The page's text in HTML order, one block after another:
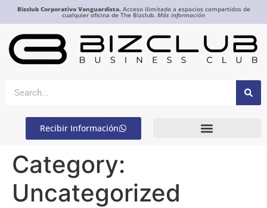
Bizclub Corporativo Vanguardista.Acceso ilimitado a espacios compartidos de
cualquier oficina de The Bizclub. Más información
Recibir Información
Category:
Uncategorized